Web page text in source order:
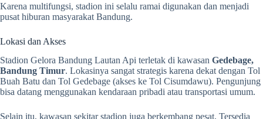
Karena multifungsi, stadion ini selalu ramai digunakan dan menjadi
pusat hiburan masyarakat Bandung.
Lokasi dan Akses
Stadion Gelora Bandung Lautan Api terletak di kawasan Gedebage,
Bandung Timur. Lokasinya sangat strategis karena dekat dengan Tol
Buah Batu dan Tol Gedebage (akses ke Tol Cisumdawu). Pengunjung
bisa datang menggunakan kendaraan pribadi atau transportasi umum.
Selain itu, kawasan sekitar stadion juga berkembang pesat. Tersedia